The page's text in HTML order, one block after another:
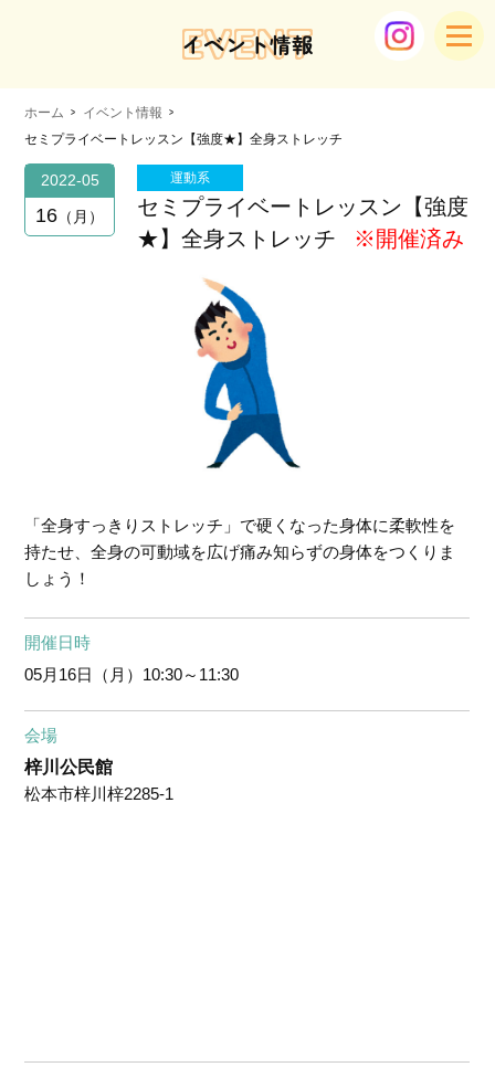
EVENT
イベント情報
ホーム
イベント情報
セミプライベートレッスン【強度★】全身ストレッチ
2022-05
16 月
運動系
セミプライベートレッスン【強度
★】全身ストレッチ
※開催済み
「全身すっきりストレッチ」で硬くなった身体に柔軟性を
持たせ、全身の可動域を広げ痛み知らずの身体をつくりま
しょう！
開催日時
05月16日（月） 10:30～11:30
会場
梓川公民館
松本市梓川梓2285-1